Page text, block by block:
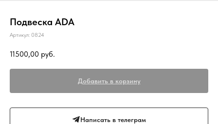
Подвеска ADA
Артикул: 0824
11500,00 руб.
Добавить в корзину
Написать в телеграм